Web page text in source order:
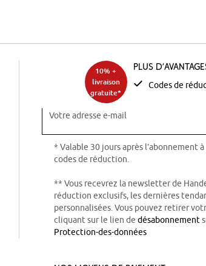
10% +
livraison
gratuite*
Plus
Codes de
Votre adresse e-mail
* Valable 30 jours après l’abonnement
codes de réduction.
** Vous recevrez la newsletter de
réduction exclusifs, les dernières
personnalisées. Vous pouvez retirer
cliquant sur le lien de désabonnement
Protection-des-données